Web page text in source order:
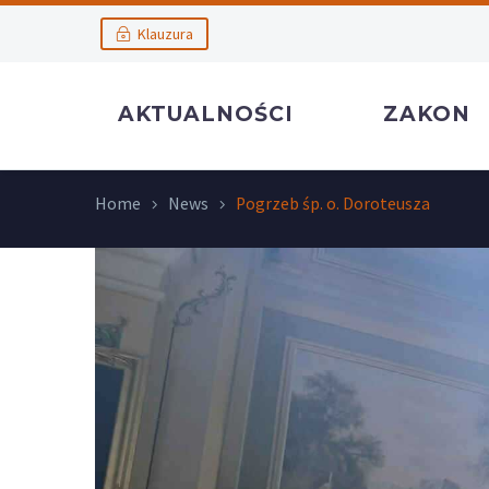
Klauzura
AKTUALNOŚCI ZAKON
Home News Pogrzeb śp. o. Doroteusza